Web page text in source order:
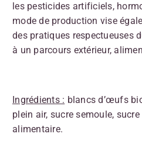
les pesticides artificiels,
mode de production vise
des pratiques respectueuses
à un parcours extérieur,
Ingrédients : blancs d’œufs
plein air, sucre semoule,
alimentaire.